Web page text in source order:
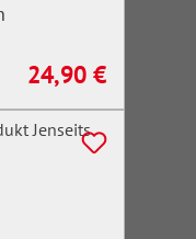
Regulärer Preis:
24,90 €